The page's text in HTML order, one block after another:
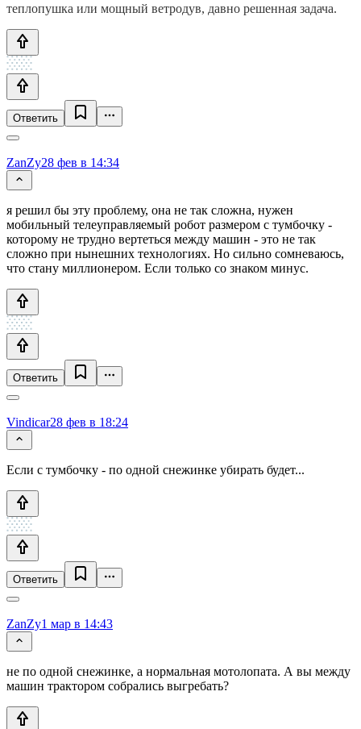
теплопушка или мощный ветродув, давно решенная задача.
Ответить
ZanZy28 фев в 14:34
я решил бы эту проблему, она не так сложна, нужен
мобильный телеуправляемый робот размером с тумбочку -
которому не трудно вертеться между машин - это не так
сложно при нынешних технологиях. Но сильно сомневаюсь,
что стану миллионером. Если только со знаком минус.
Ответить
Vindicar28 фев в 18:24
Если с тумбочку - по одной снежинке убирать будет...
Ответить
ZanZy1 мар в 14:43
не по одной снежинке, а нормальная мотолопата. А вы между
машин трактором собрались выгребать?